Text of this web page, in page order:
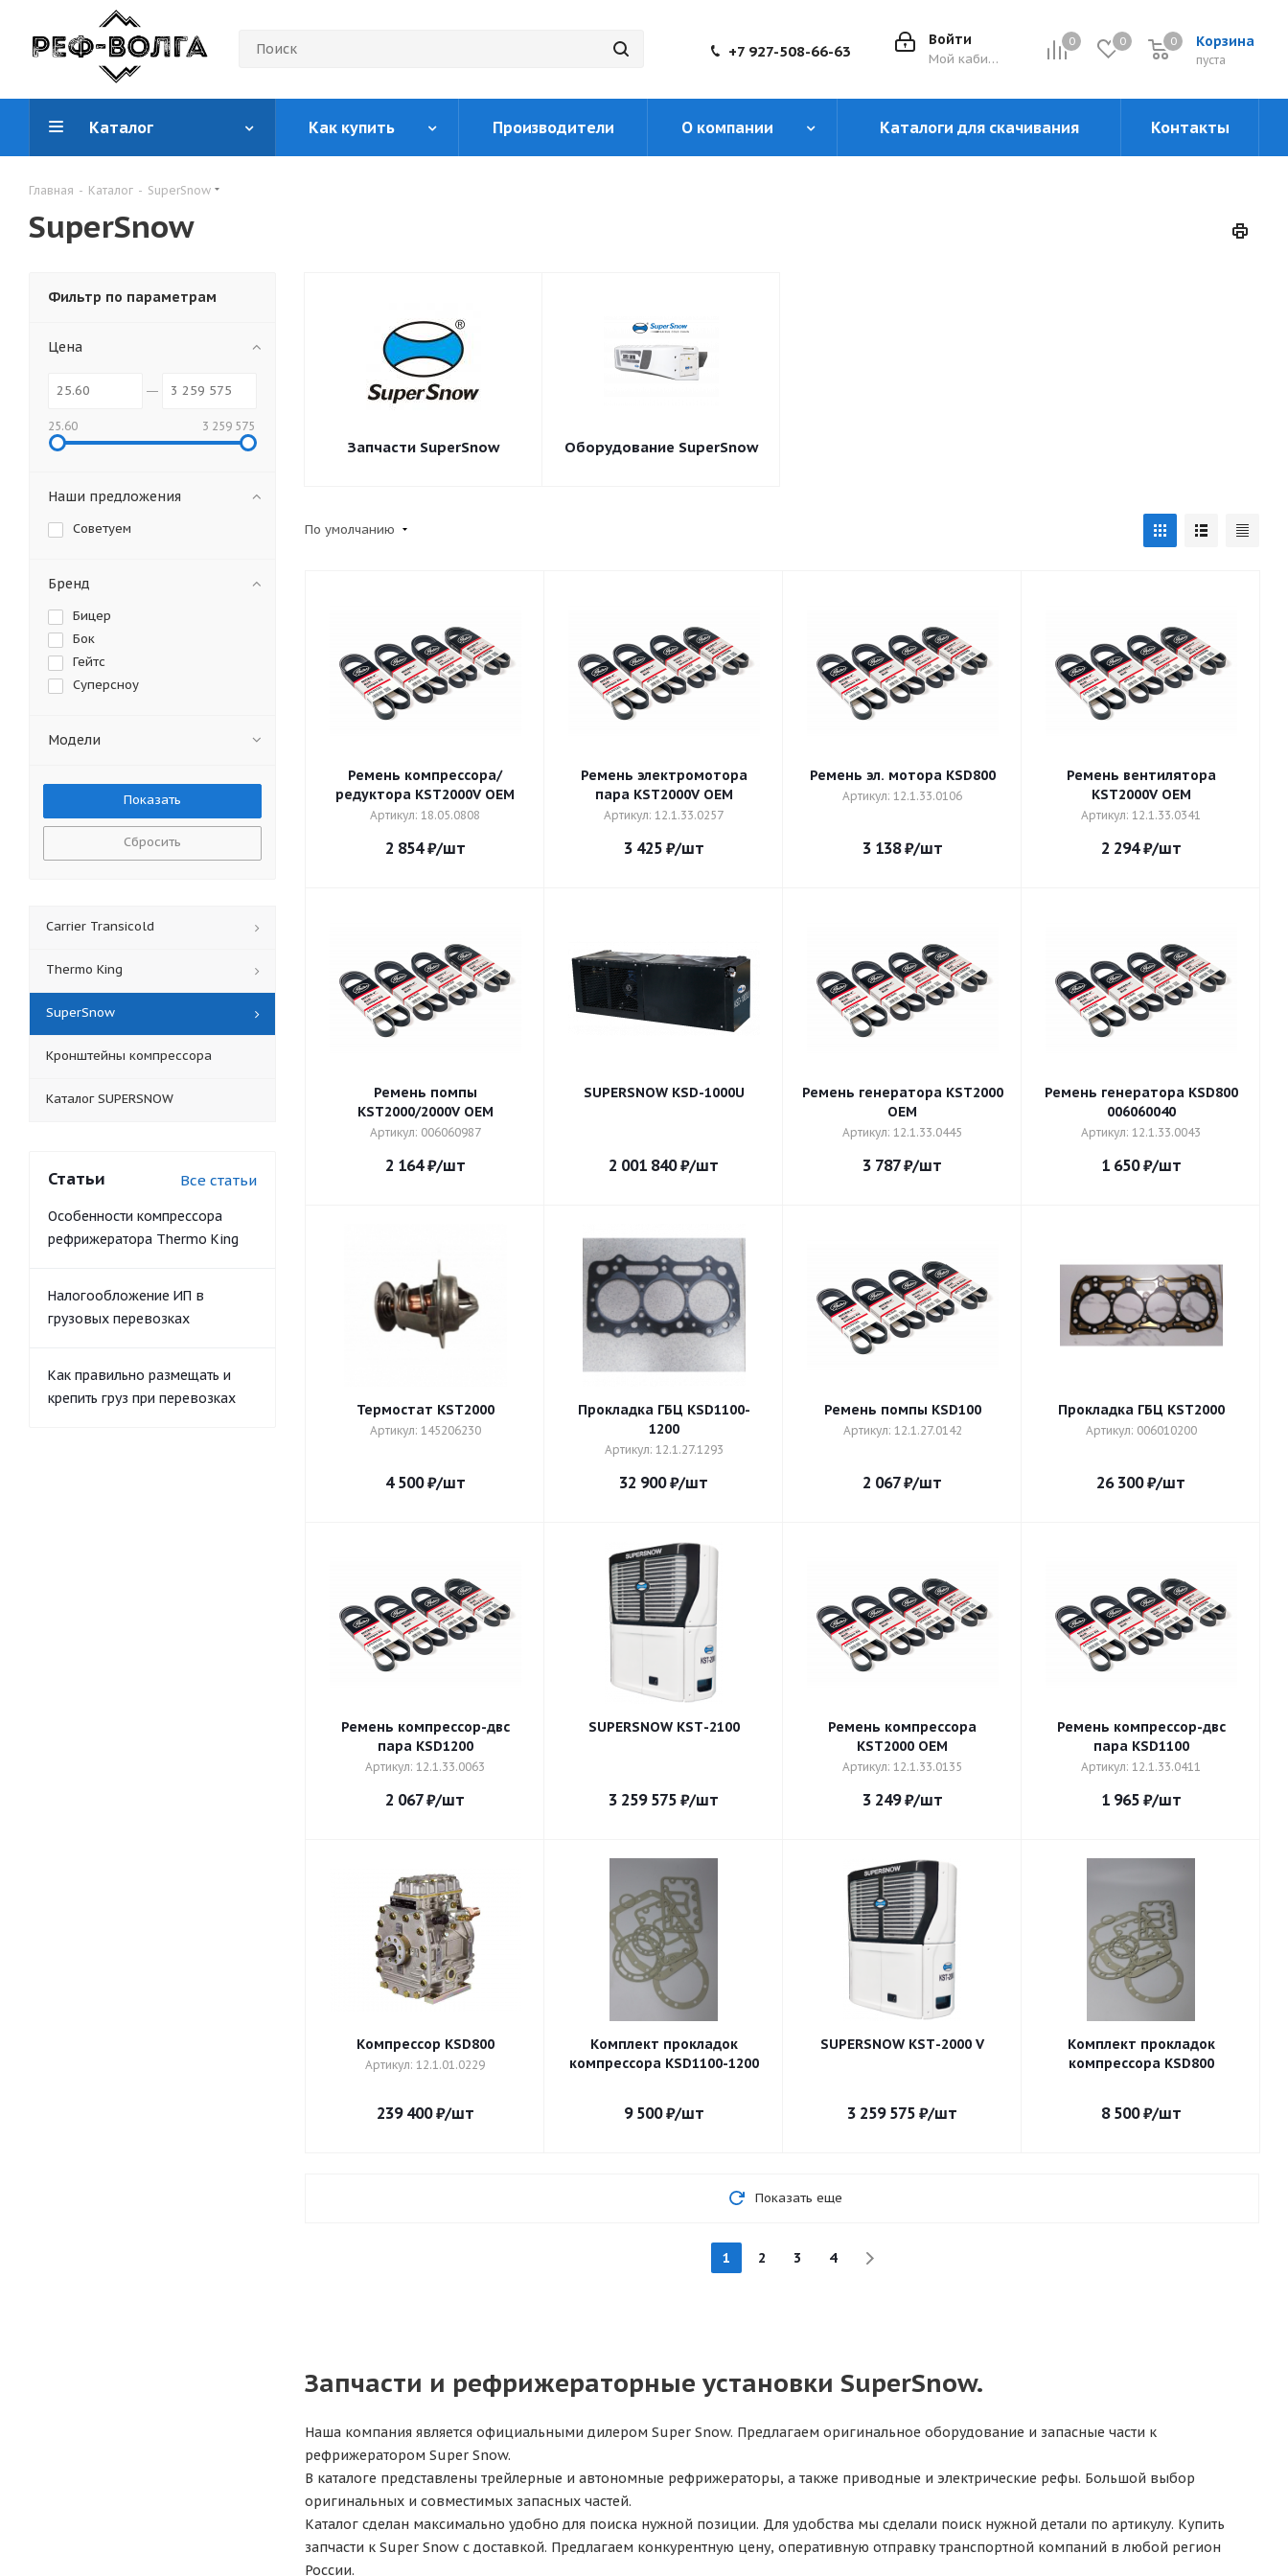
0 0 Корзина
0
пуста
0
Войти
Мой кабинет
+7 927-508-66-63
Каталог Как купить Производители О компании Каталоги для скачивания Контакты
Главная - Каталог - SuperSnow
SuperSnow
Запчасти SuperSnow Оборудование SuperSnow
По умолчанию
Ремень компрессора/
редуктора KST2000V OEM
Артикул: 18.05.0808
2 854₽/шт
Ремень электромотора
пара KST2000V OEM
Артикул: 12.1.33.0257
3 425₽/шт
Ремень эл. мотора KSD800
Артикул: 12.1.33.0106
3 138₽/шт
Ремень вентилятора
KST2000V OEM
Артикул: 12.1.33.0341
2 294₽/шт
Ремень помпы
KST2000/2000V OEM
Артикул: 006060987
2 164₽/шт
SUPERSNOW KSD-1000U
2 001 840₽/шт
Ремень генератора KST2000
OEM
Артикул: 12.1.33.0445
3 787₽/шт
Ремень генератора KSD800
006060040
Артикул: 12.1.33.0043
1 650₽/шт
Термостат KST2000
Артикул: 145206230
4 500₽/шт
Прокладка ГБЦ KSD1100-
1200
Артикул: 12.1.27.1293
32 900₽/шт
Ремень помпы KSD100
Артикул: 12.1.27.0142
2 067₽/шт
Прокладка ГБЦ KST2000
Артикул: 006010200
26 300₽/шт
Ремень компрессор-двс
пара KSD1200
Артикул: 12.1.33.0063
2 067₽/шт
SUPERSNOW KSТ-2100
3 259 575 ₽/шт
Ремень компрессора
KST2000 OEM
Артикул: 12.1.33.0135
3 249₽/шт
Ремень компрессор-двс
пара KSD1100
Артикул: 12.1.33.0411
1 965₽/шт
Компрессор KSD800
Артикул: 12.1.01.0229
239 400₽/шт
Комплект прокладок
компрессора KSD1100-1200
9 500₽/шт
SUPERSNOW KSТ-2000 V
3 259 575 ₽/шт
Комплект прокладок
компрессора KSD800
8 500₽/шт
Показать еще
1 2 3 4
Запчасти и рефрижераторные установки SuperSnow.
Наша компания является официальными дилером Super Snow. Предлагаем оригинальное оборудование и запасные части к
рефрижератором Super Snow.
В каталоге представлены трейлерные и автономные рефрижераторы, а также приводные и электрические рефы. Большой выбор
оригинальных и совместимых запасных частей.
Каталог сделан максимально удобно для поиска нужной позиции. Для удобства мы сделали поиск нужной детали по артикулу. Купить
запчасти к Super Snow с доставкой. Предлагаем конкурентную цену, оперативную отправку транспортной компаний в любой регион
России.
Фильтр по параметрам
Цена
25.60 3 259 575
Наши предложения
Советуем
Бренд
Бицер
Бок
Гейтс
Суперсноу
Модели
Сбросить
Carrier Transicold
Thermo King
SuperSnow
Кронштейны компрессора
Каталог SUPERSNOW
Статьи Все статьи
Особенности компрессора
рефрижератора Thermo King
Налогообложение ИП в
грузовых перевозках
Как правильно размещать и
крепить груз при перевозках